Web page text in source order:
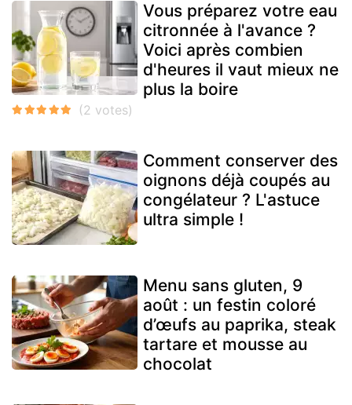
Vous préparez votre eau
citronnée à l'avance ?
Voici après combien
d'heures il vaut mieux ne
plus la boire
Comment conserver des
oignons déjà coupés au
congélateur ? L'astuce
ultra simple !
Menu sans gluten, 9
août : un festin coloré
d’œufs au paprika, steak
tartare et mousse au
chocolat